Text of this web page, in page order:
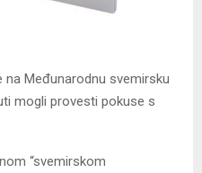
na Međunarodnu svemirsku
mogli provesti pokuse s
“svemirskom